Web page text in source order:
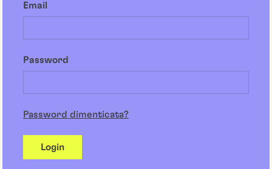
Email
Password
Password dimenticata?
Login